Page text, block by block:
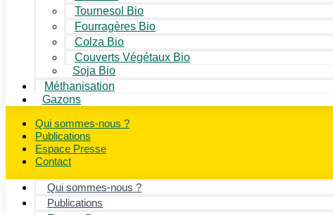
Tournesol Bio
Fourragères Bio
Colza Bio
Couverts Végétaux Bio
Soja Bio
Méthanisation
Gazons
Qui sommes-nous ?
Publications
Espace Presse
Contact
Qui sommes-nous ?
Publications